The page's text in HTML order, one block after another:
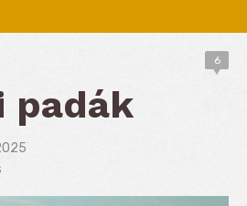
6
padák